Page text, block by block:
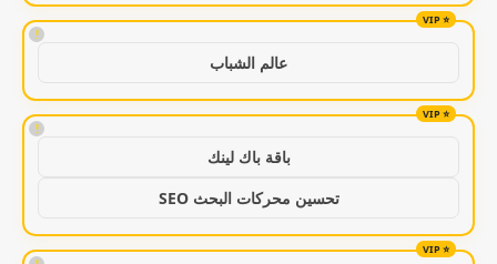
!
عالم الشباب
!
باقة باك لينك
تحسين محركات البحث SEO